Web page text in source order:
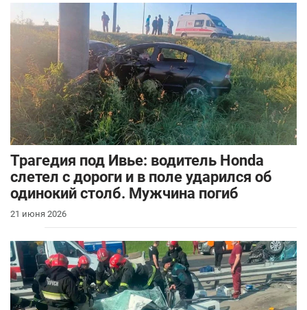
Трагедия под Ивье: водитель Honda
слетел с дороги и в поле ударился об
одинокий столб. Мужчина погиб
21 июня 2026